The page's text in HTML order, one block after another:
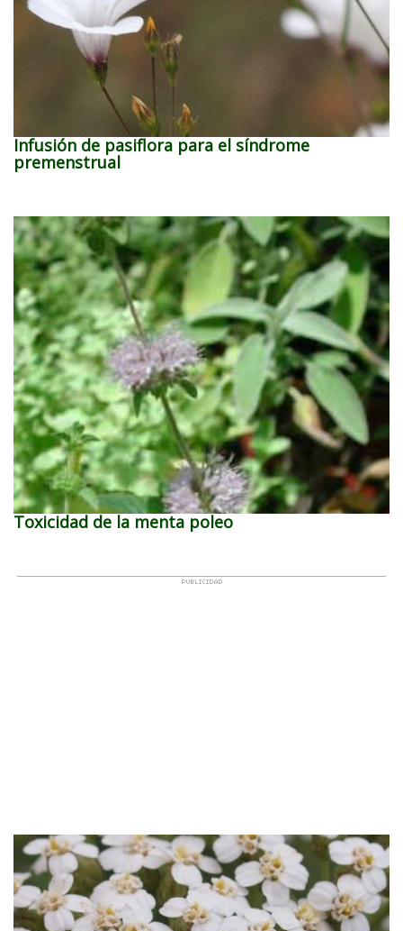
Infusión de pasiflora para el síndrome
premenstrual
Toxicidad de la menta poleo